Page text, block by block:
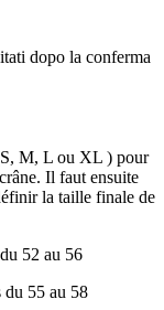
dopo la conferma
M, L ou XL ) pour
Il faut ensuite
la taille finale de
52 au 56
du 55 au 58